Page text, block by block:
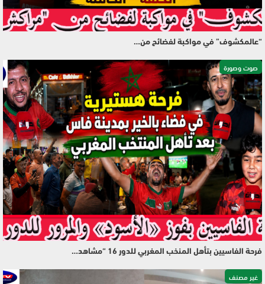
“عالمكشوف” في مواكبة لفضائح من…
صوت وصورة
فرحة الفاسيين بتأهل المنخب المغربي للدور 16 “مشاهد…
غير مصنف